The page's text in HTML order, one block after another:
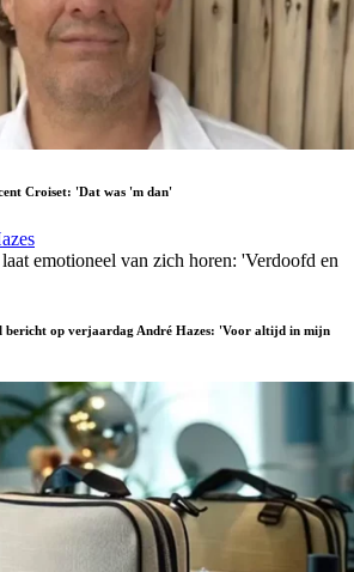
Croiset: 'Dat was 'm dan'
bericht op verjaardag André Hazes: 'Voor altijd in mijn